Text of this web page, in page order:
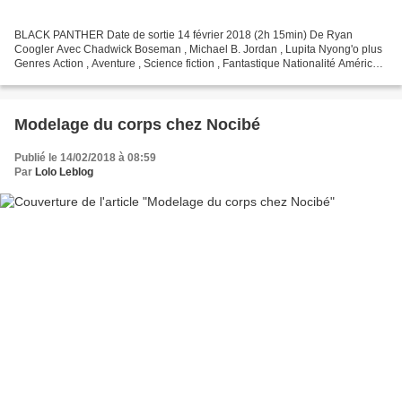
BLACK PANTHER Date de sortie 14 février 2018 (2h 15min) De Ryan
Coogler Avec Chadwick Boseman , Michael B. Jordan , Lupita Nyong'o plus
Genres Action , Aventure , Science fiction , Fantastique Nationalité Américain
Modelage du corps chez Nocibé
Publié le 14/02/2018 à 08:59
Par Lolo Leblog